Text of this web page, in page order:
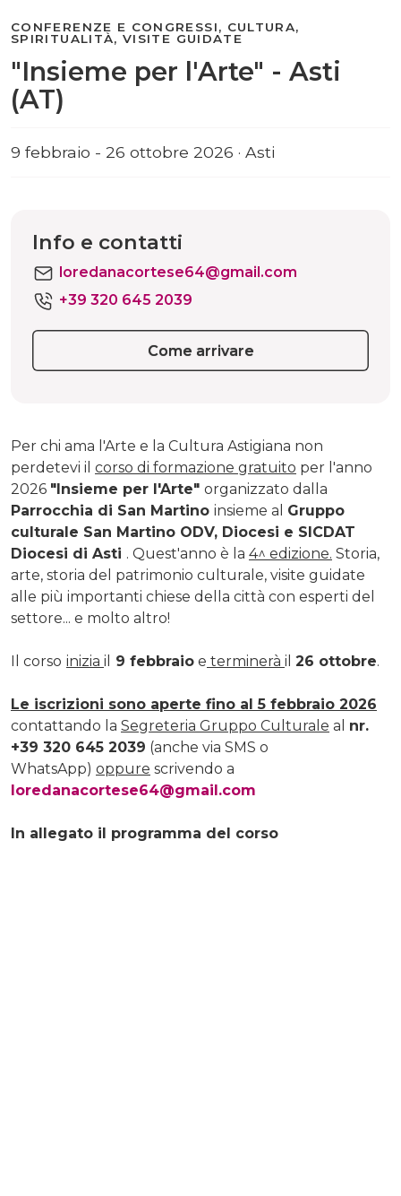
"Insieme per l'Arte" - Asti
(AT)
CONFERENZE E CONGRESSI, CULTURA,
SPIRITUALITÀ, VISITE GUIDATE
9 febbraio - 26 ottobre 2026 · Asti
Per chi ama l'Arte e la Cultura Astigiana non
perdetevi il corso di formazione gratuito per l'anno
2026 "Insieme per l'Arte" organizzato dalla
Parrocchia di San Martino insieme al Gruppo
culturale San Martino ODV, Diocesi e SICDAT
Diocesi di Asti . Quest'anno è la 4^ edizione. Storia,
arte, storia del patrimonio culturale, visite guidate
alle più importanti chiese della città con esperti del
settore... e molto altro!
Il corso inizia il 9 febbraio e terminerà il 26 ottobre.
Le iscrizioni sono aperte fino al 5 febbraio 2026
contattando la Segreteria Gruppo Culturale al nr.
+39 320 645 2039 (anche via SMS o
WhatsApp) oppure scrivendo a
loredanacortese64@gmail.com
In allegato il programma del corso
Info e contatti
loredanacortese64@gmail.com
+39 320 645 2039
Come arrivare